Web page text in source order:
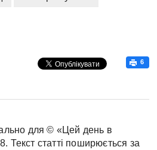
6
для © «Цей день в
Текст статті поширюється за